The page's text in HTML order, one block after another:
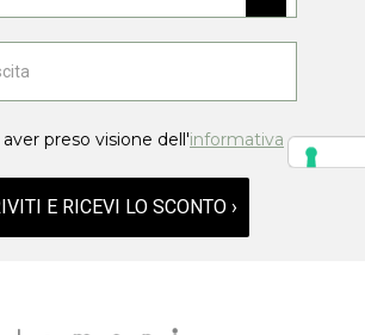
preso visione dell'informativa
E RICEVI LO SCONTO ›